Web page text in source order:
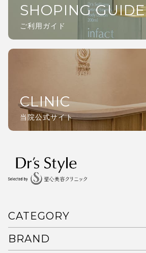
SHOPING GUIDE
ご利用ガイド
CLINIC
当院公式サイト
CATEGORY
BRAND